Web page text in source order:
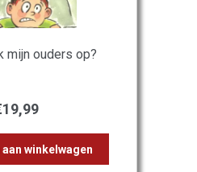
mijn ouders op?
19,99
winkelwagen